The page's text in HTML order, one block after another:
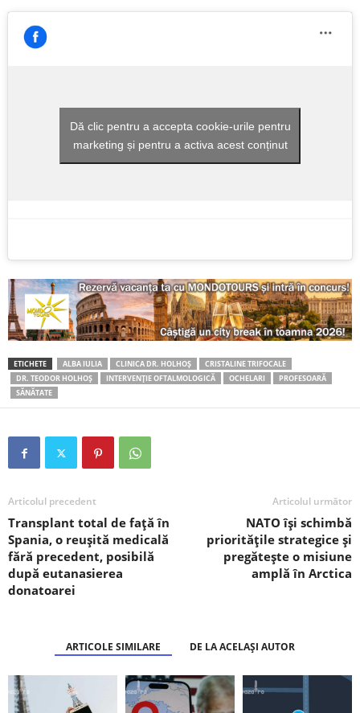
Dă clic pentru a accepta cookie-urile pentru
marketing și pentru a activa acest conținut
ETICHETE ALBA IULIA CLINICA DR. HOLHOȘ
CRISTALINE TRIFOCALE
DR. TEODOR HOLHOȘ
INTERVENȚIE OFTALMOLOGICĂ OCHELARI
PROFESOARĂ
SĂNĂTATE
Articolul precedent
Transplant total de față în
Spania, o reușită medicală
fără precedent, posibilă
după eutanasierea
donatoarei
Articolul următor
NATO își schimbă
prioritățile strategice și
pregătește o misiune
amplă în Arctica
ARTICOLE SIMILARE DE LA ACELAȘI AUTOR